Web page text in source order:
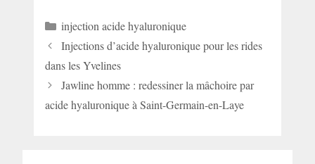
Catégories
injection acide hyaluronique
Injections d’acide hyaluronique pour les rides
dans les Yvelines
Jawline homme : redessiner la mâchoire par
acide hyaluronique à Saint-Germain-en-Laye